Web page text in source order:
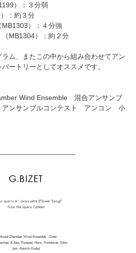
）
：３分弱
：約３分
）
：４分強
MB1304） ：約２分
ム、またこの中から組み合わせてアン
ートリーとしてオススメです。
Wind Ensemble 混合アンサンブ
ンサンブルコンテスト アンコン 小